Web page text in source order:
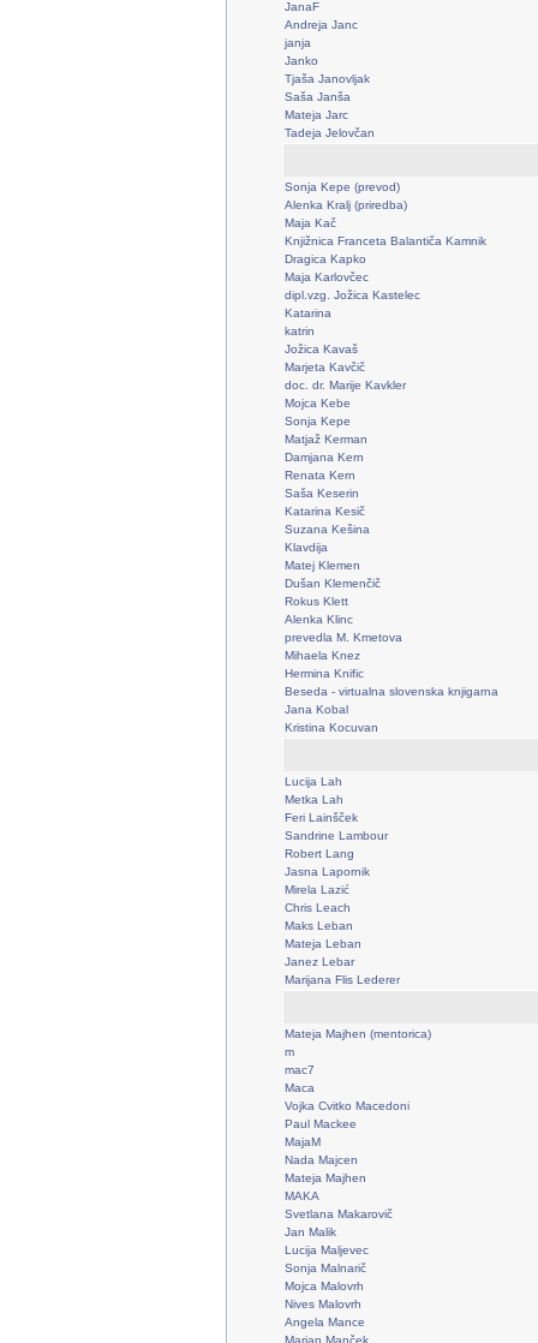
JanaF
Andreja Janc
janja
Janko
Tjaša Janovljak
Saša Janša
Mateja Jarc
Tadeja Jelovčan
Sonja Kepe (prevod)
Alenka Kralj (priredba)
Maja Kač
Knjižnica Franceta Balantiča Kamnik
Dragica Kapko
Maja Karlovčec
dipl.vzg. Jožica Kastelec
Katarina
katrin
Jožica Kavaš
Marjeta Kavčič
doc. dr. Marije Kavkler
Mojca Kebe
Sonja Kepe
Matjaž Kerman
Damjana Kern
Renata Kern
Saša Keserin
Katarina Kesič
Suzana Kešina
Klavdija
Matej Klemen
Dušan Klemenčič
Rokus Klett
Alenka Klinc
prevedla M. Kmetova
Mihaela Knez
Hermina Knific
Beseda - virtualna slovenska knjigarna
Jana Kobal
Kristina Kocuvan
Lucija Lah
Metka Lah
Feri Lainšček
Sandrine Lambour
Robert Lang
Jasna Lapornik
Mirela Lazić
Chris Leach
Maks Leban
Mateja Leban
Janez Lebar
Marijana Flis Lederer
Mateja Majhen (mentorica)
m
mac7
Maca
Vojka Cvitko Macedoni
Paul Mackee
MajaM
Nada Majcen
Mateja Majhen
MAKA
Svetlana Makarovič
Jan Malik
Lucija Maljevec
Sonja Malnarič
Mojca Malovrh
Nives Malovrh
Angela Mance
Marjan Manček